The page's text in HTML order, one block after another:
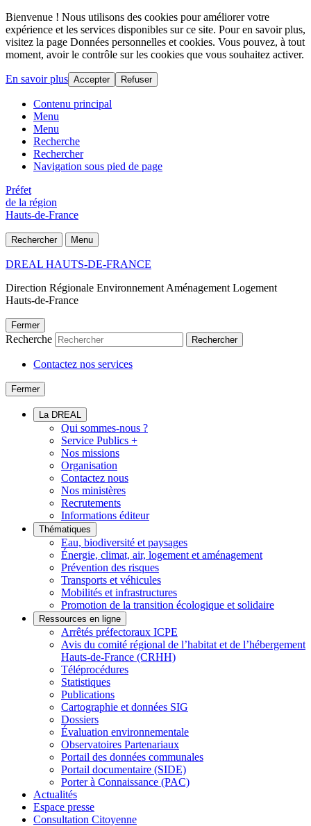
Bienvenue ! Nous utilisons des cookies pour améliorer votre
expérience et les services disponibles sur ce site. Pour en savoir plus,
visitez la page Données personnelles et cookies. Vous pouvez, à tout
moment, avoir le contrôle sur les cookies que vous souhaitez activer.
En savoir plus Accepter Refuser
Contenu principal
Menu
Menu
Recherche
Rechercher
Navigation sous pied de page
Préfet
de la région
Hauts-de-France
Rechercher Menu
DREAL HAUTS-DE-FRANCE
Direction Régionale Environnement Aménagement Logement
Hauts-de-France
Fermer
Recherche Rechercher
Contactez nos services
Fermer
La DREAL
Qui sommes-nous ?
Service Publics +
Nos missions
Organisation
Contactez nous
Nos ministères
Recrutements
Informations éditeur
Thématiques
Eau, biodiversité et paysages
Énergie, climat, air, logement et aménagement
Prévention des risques
Transports et véhicules
Mobilités et infrastructures
Promotion de la transition écologique et solidaire
Ressources en ligne
Arrêtés préfectoraux ICPE
Avis du comité régional de l’habitat et de l’hébergement
Hauts-de-France (CRHH)
Téléprocédures
Statistiques
Publications
Cartographie et données SIG
Dossiers
Évaluation environnementale
Observatoires Partenariaux
Portail des données communales
Portail documentaire (SIDE)
Porter à Connaissance (PAC)
Actualités
Espace presse
Consultation Citoyenne